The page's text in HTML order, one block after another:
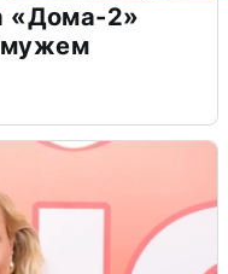
«Дома-2»
мужем